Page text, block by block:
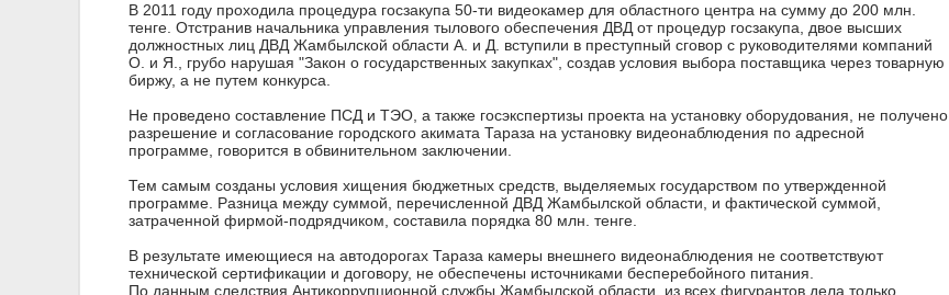
В 2011 году проходила процедура госзакупа 50-ти видеокамер для областного центра на сумму до 200 млн.
тенге. Отстранив начальника управления тылового обеспечения ДВД от процедур госзакупа, двое высших
должностных лиц ДВД Жамбылской области А. и Д. вступили в преступный сговор с руководителями компаний
О. и Я., грубо нарушая "Закон о государственных закупках", создав условия выбора поставщика через товарную
биржу, а не путем конкурса.
Не проведено составление ПСД и ТЭО, а также госэкспертизы проекта на установку оборудования, не получено
разрешение и согласование городского акимата Тараза на установку видеонаблюдения по адресной
программе, говорится в обвинительном заключении.
Тем самым созданы условия хищения бюджетных средств, выделяемых государством по утвержденной
программе. Разница между суммой, перечисленной ДВД Жамбылской области, и фактической суммой,
затраченной фирмой-подрядчиком, составила порядка 80 млн. тенге.
В результате имеющиеся на автодорогах Тараза камеры внешнего видеонаблюдения не соответствуют
технической сертификации и договору, не обеспечены источниками бесперебойного питания.
По данным следствия Антикоррупционной службы Жамбылской области, из всех фигурантов дела только
7 причин жить в Шымкенте
Таджикистан глазами